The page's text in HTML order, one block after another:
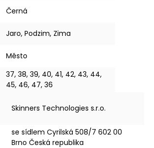
Černá
Jaro, Podzim, Zima
Město
37, 38, 39, 40, 41, 42, 43, 44,
45, 46, 47, 36
Skinners Technologies s.r.o.
se sídlem Cyrilská 508/7 602 00
Brno Česká republika